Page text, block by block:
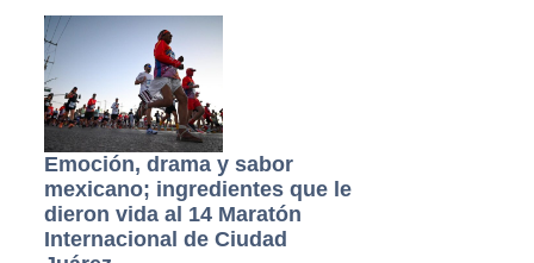
Emoción, drama y sabor
mexicano; ingredientes que le
dieron vida al 14 Maratón
Internacional de Ciudad